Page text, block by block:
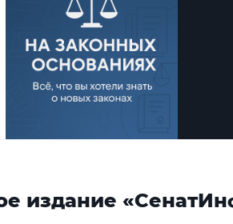
издание